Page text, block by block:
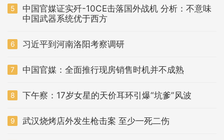
5
中国官媒证实歼-10CE击落国外战机 分析：不意味
中国武器系统优于西方
6 习近平到河南洛阳考察调研
7 中国官媒：全面推行现房销售时机并不成熟
8 下午察：17岁女星的天价耳环引爆“坑爹”风波
9 武汉烧烤店外发生枪击案 至少一死二伤